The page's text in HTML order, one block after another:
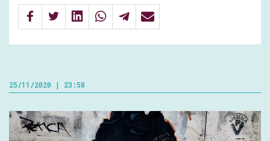
25/11/2020 | 23:58